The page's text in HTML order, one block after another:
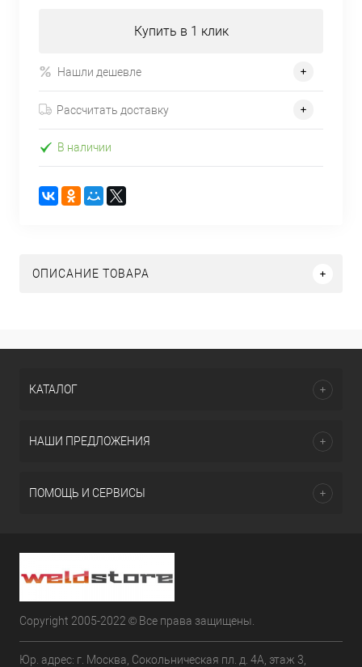
Купить в 1 клик
Нашли дешевле
Рассчитать доставку
В наличии
ОПИСАНИЕ ТОВАРА
КАТАЛОГ
НАШИ ПРЕДЛОЖЕНИЯ
ПОМОЩЬ И СЕРВИСЫ
Copyright 2005-2022 © Все права защищены.
Юр. адрес: г. Москва, Сокольническая пл. д. 4А, этаж 3,